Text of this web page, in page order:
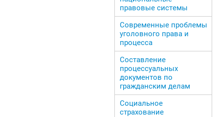
правовые системы
Современные проблемы
уголовного права и
процесса
Составление
процессуальных
документов по
гражданским делам
Социальное
страхование